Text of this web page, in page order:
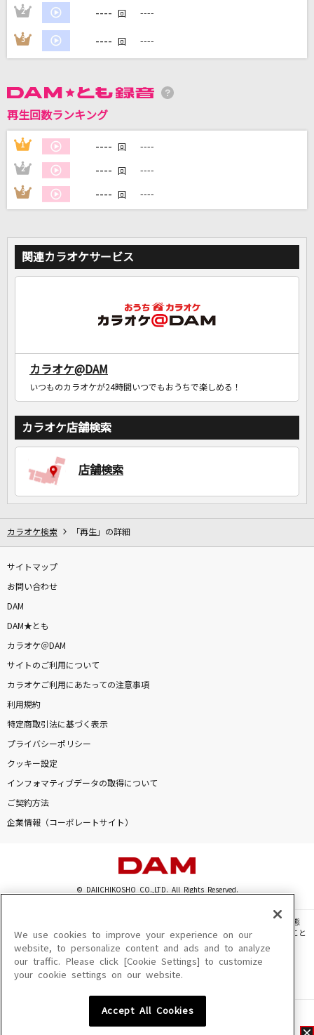
もっと見る
DAMに会員登録・ログインして
家族や友達と一緒に！練習にも！
2 ---- 回 ----
3 ---- 回 ----
再生回数ランキング
1 ---- 回 ----
2 ---- 回 ----
3 ---- 回 ----
関連カラオケサービス
カラオケ@DAM
いつものカラオケが24時間いつでもおうちで楽しめる！
カラオケ店舗検索
店舗検索
カラオケ検索 「再生」の詳細
サイトマップ
お問い合わせ
DAM
DAM★とも
カラオケ＠DAM
サイトのご利用について
カラオケご利用にあたっての注意事項
利用規約
特定商取引法に基づく表示
プライバシーポリシー
クッキー設定
インフォマティブデータの取得について
ご契約方法
企業情報（コーポレートサイト）
© DAIICHIKOSHO CO.,LTD. All Rights Reserved.
このサイトに掲載されている一切の文章・画像・写真・動画・音声等を、手段や形態
を問わず、著作権法の定める範囲を超えて無断で複製、転載、ファイル化などすること
を禁じます。
楽曲及びコンテンツは、機種によりご利用いただけない場合があります。
楽曲及びコンテンツの配信日、配信内容が変更になる場合があります。
We use cookies to improve your experience on our
website, to personalize content and ads and to analyze
our traffic. Please click [Cookie Settings] to customize
your cookie settings on our website.
Accept All Cookies